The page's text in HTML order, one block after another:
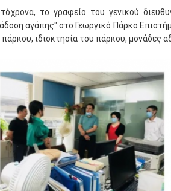
το γραφείο του γενικού
αγάπης" στο Γεωργικό Πάρκο
πάρκου, ιδιοκτησία του πάρκου, μονάδες